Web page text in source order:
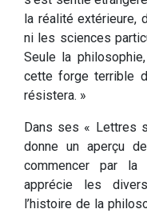
la réalité extérieure,
ni les sciences
Seule la
cette forge terrible
résistera. »
Dans ses « Lettres
donne un aperçu
commencer par
apprécie les
l’histoire de la